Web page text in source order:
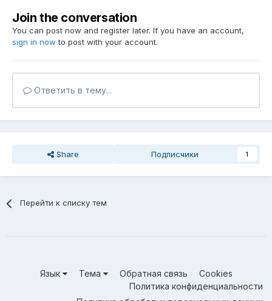
Join the conversation
You can post now and register later. If you have an account,
sign in now to post with your account.
Ответить в тему...
Share Подписчики 1
Перейти к списку тем
Язык Тема Обратная связь
Cookies
Политика конфиденциальности